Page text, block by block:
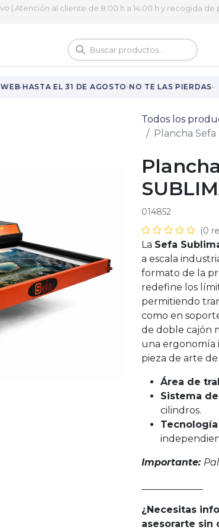
| Atención al cliente de 8:00 h a 14:00 h y recogida de
Vuelta al cole
·HASTA EL 31 DE AGOSTO·NO TE LAS PIERDAS·
Todos los
Plancha Sefa
014852
(0
La Sefa
a escala
formato de la
redefine los
permitiendo
como en
de doble cajón
una ergonomía
pieza de arte
Área de
Sistema
cilindros.
Importante:
¿Necesitas
asesorarte sin